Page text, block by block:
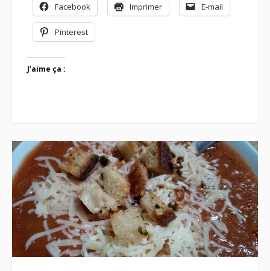
Facebook Imprimer E-mail
Pinterest
J’aime ça :